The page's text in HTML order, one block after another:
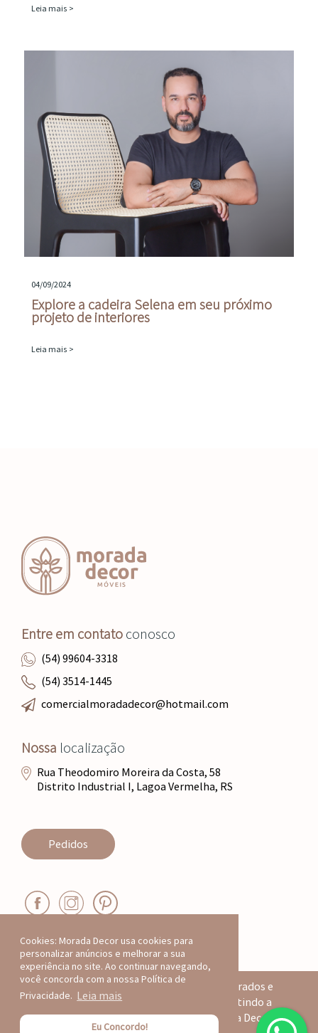
Cookies: Morada Decor usa cookies para
personalizar anúncios e melhorar a sua
experiência no site. Ao continuar navegando,
você concorda com a nossa Política de
Privacidade. Leia mais
Eu Concordo!
Leia mais >
04/09/2024
Explore a cadeira Selena em seu próximo
projeto de interiores
Leia mais >
Entre em contato conosco
(54) 99604-3318
(54) 3514-1445
comercialmoradadecor@hotmail.com
Nossa localização
Rua Theodomiro Moreira da Costa, 58
Distrito Industrial I, Lagoa Vermelha, RS
Pedidos
Todos os produtos deste site são registrados e
protegidos por direitos autorais, garantindo a
autenticidade e exclusividade da Morada Decor.